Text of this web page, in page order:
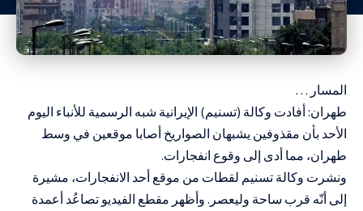
المسار …
طهران: أفادت وكالة (تسنيم) الإيرانية شبه الرسمية للأنباء اليوم
الأحد بأن مقذوفين يشبهان الصواريخ أصابا موقعين في وسط
طهران، مما أدى إلى وقوع انفجارات.
ونشرت وكالة تسنيم لقطات من موقع أحد الانفجارات، مشيرة
إلى أنّه قرب ساحة وليعصر. وأظهر مقطع الفيديو تصاعُد أعمدة